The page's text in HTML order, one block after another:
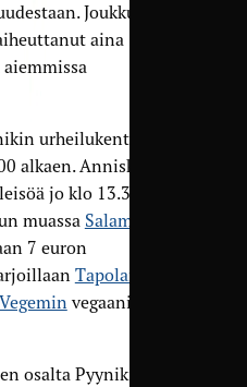
Joukkue pelaa
aina
urheilukentällä
alkaen. Anniskelualue
jo klo 13.30
muassa Salama
7 euron
Tapolan
Vegemin vegaanisia
osalta Pyynikin pelit